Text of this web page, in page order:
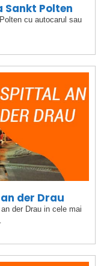
Sankt Polten
cu autocarul sau
der Drau
der Drau in cele mai